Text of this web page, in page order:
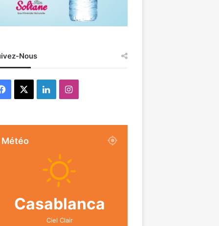
Nous
Facebook LinkedinInstagram
Météo
Casablanca
Ciel Clair